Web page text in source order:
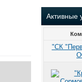
Активные
"СК